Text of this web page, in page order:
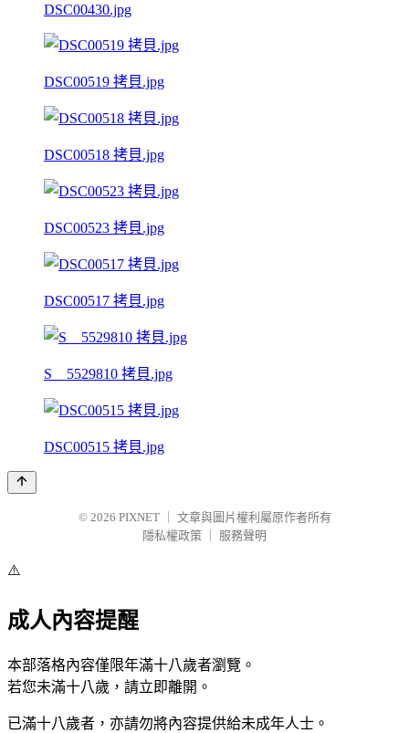
DSC00430.jpg
DSC00519 拷貝.jpg
DSC00518 拷貝.jpg
DSC00523 拷貝.jpg
DSC00517 拷貝.jpg
S__5529810 拷貝.jpg
DSC00515 拷貝.jpg
© 2026 PIXNET
文章與圖片權利屬原作者所有
隱私權政策
服務聲明
⚠️
成人內容提醒
本部落格內容僅限年滿十八歲者瀏覽。
若您未滿十八歲，請立即離開。
已滿十八歲者，亦請勿將內容提供給未成年人士。